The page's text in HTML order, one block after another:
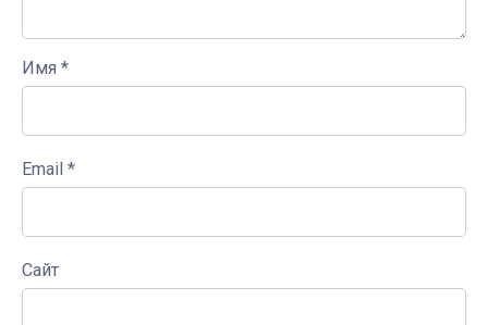
Имя *
Email *
Сайт